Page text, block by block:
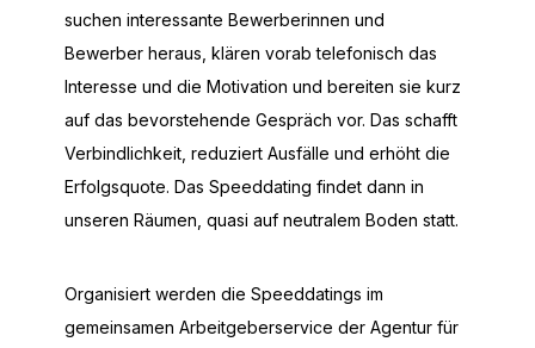
suchen interessante Bewerberinnen und
Bewerber heraus, klären vorab telefonisch das
Interesse und die Motivation und bereiten sie kurz
auf das bevorstehende Gespräch vor. Das schafft
Verbindlichkeit, reduziert Ausfälle und erhöht die
Erfolgsquote. Das Speeddating findet dann in
unseren Räumen, quasi auf neutralem Boden statt.
Organisiert werden die Speeddatings im
gemeinsamen Arbeitgeberservice der Agentur für